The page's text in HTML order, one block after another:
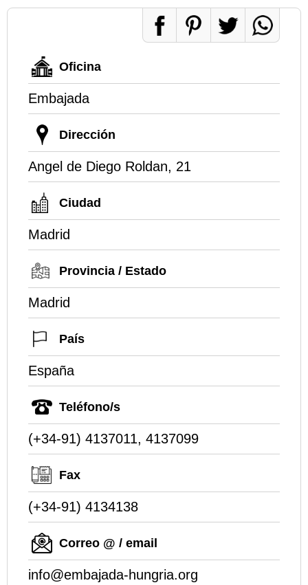
Oficina
Embajada
Dirección
Angel de Diego Roldan, 21
Ciudad
Madrid
Provincia / Estado
Madrid
País
España
Teléfono/s
(+34-91) 4137011, 4137099
Fax
(+34-91) 4134138
Correo @ / email
info@embajada-hungria.org